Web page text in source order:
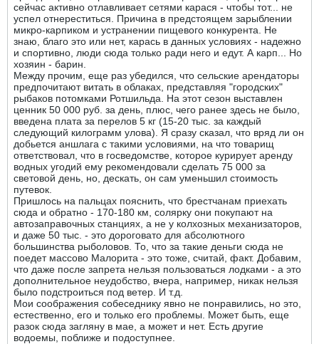
сейчас активно отлавливает сетями карася - чтобы тот... не
успел отнереститься. Причина в предстоящем зарыблении
микро-карпиком и устранении пищевого конкурента. Не
знаю, благо это или нет, карась в данных условиях - надежно
и спортивно, люди сюда только ради него и едут. А карп... Но
хозяин - барин.
Между прочим, еще раз убедился, что сельские арендаторы
предпочитают витать в облаках, представляя "городских"
рыбаков потомками Ротшильда. На этот сезон выставлен
ценник 50 000 руб. за день, плюс, чего ранее здесь не было,
введена плата за перелов 5 кг (15-20 тыс. за каждый
следующий килограмм улова). Я сразу сказал, что вряд ли он
добьется аншлага с такими условиями, на что товарищ
ответствовал, что в госведомстве, которое курирует аренду
водных угодий ему рекомендовали сделать 75 000 за
световой день, но, дескать, он сам уменьшил стоимость
путевок.
Пришлось на пальцах пояснить, что брестчанам приехать
сюда и обратно - 170-180 км, солярку они покупают на
автозаправочных станциях, а не у колхозных механизаторов,
и даже 50 тыс. - это дороговато для абсолютного
большинства рыболовов. То, что за такие деньги сюда не
поедет массово Малорита - это тоже, считай, факт. Добавим,
что даже после запрета нельзя пользоваться лодками - а это
дополнительное неудобство, вчера, например, никак нельзя
было подстроиться под ветер. И т.д.
Мои соображения собеседнику явно не понравились, но это,
естественно, его и только его проблемы. Может быть, еще
разок сюда загляну в мае, а может и нет. Есть другие
водоемы, поближе и подоступнее.